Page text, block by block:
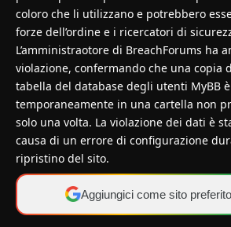
coloro che li utilizzano e potrebbero
forze dell’ordine e i ricercatori di
L’amministraotore di BreachForums ha
violazione, confermando che una copia
tabella del database degli utenti MyBB
temporaneamente in una cartella non
solo una volta. La violazione dei dati è
causa di un errore di configurazione
ripristino del sito.
Aggiungici come sito